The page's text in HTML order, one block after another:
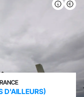
D'AILLEURS)